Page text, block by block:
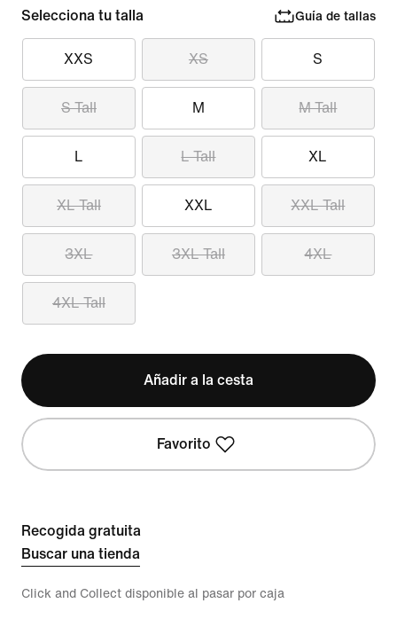
Selecciona tu talla Guía de tallas
XXS XS S
S Tall M M Tall
L L Tall XL
XL Tall XXL XXL Tall
3XL 3XL Tall 4XL
4XL Tall
Añadir a la cesta
Favorito
Recogida gratuita
Buscar una tienda
Click and Collect disponible al pasar por caja